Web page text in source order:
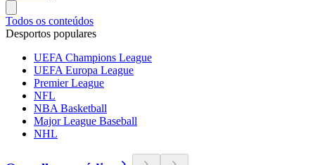
Todos os conteúdos
Desportos populares
UEFA Champions League
UEFA Europa League
Premier League
NFL
NBA Basketball
Major League Baseball
NHL